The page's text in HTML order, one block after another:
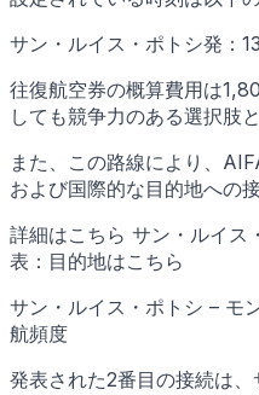
サン・ルイス・ポトシ発：
往復航空券の概算費用は
しても競争力のある選択肢
また、この路線により、
および国際的な目的地への
詳細はこちら サン・ルイス
表：目的地はこちら
サン・ルイス・ポトシ – モ
航頻度
発表された2番目の接続は